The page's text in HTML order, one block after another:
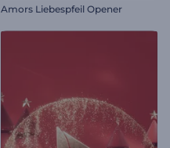
Amors Liebespfeil Opener